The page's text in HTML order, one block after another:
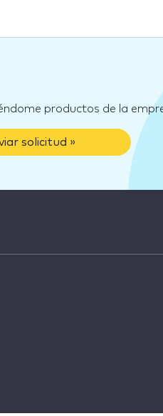
productos de la
solicitud »